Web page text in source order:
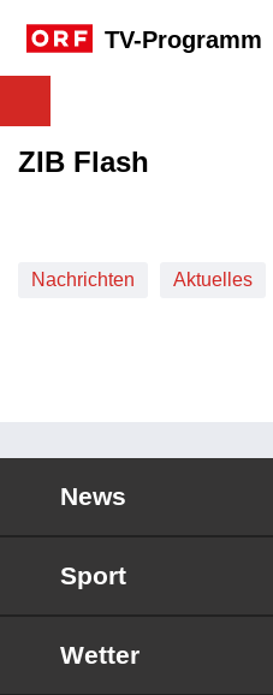
TV-Programm
ZIB Flash
Nachrichten Aktuelles
News
Sport
Wetter